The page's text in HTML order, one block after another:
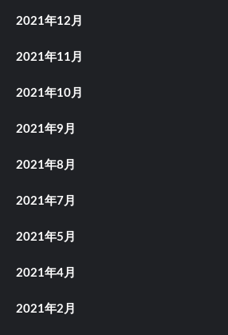
2021年12月
2021年11月
2021年10月
2021年9月
2021年8月
2021年7月
2021年5月
2021年4月
2021年2月